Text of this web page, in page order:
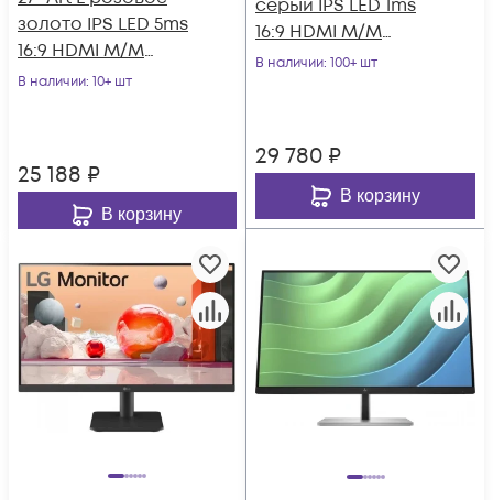
золото IPS LED 5ms
16:9 HDMI M/M
матовая 300cd
В наличии: 10+ шт
25 188 ₽
В корзину
серый IPS LED 1ms
16:9 HDMI M/M
матовая HAS 400cd
В наличии: 100+ шт
29 780 ₽
В корзину